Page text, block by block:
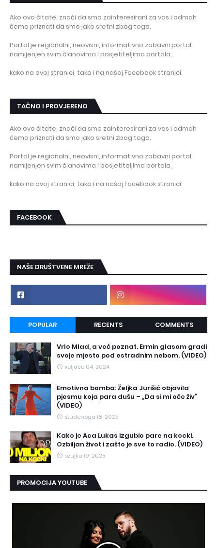
Ako ovo čitate, znači da smo zainteresirani za vas i odmah
ćemo priznati da smo jako sretni zbog toga.
Portal je regionalni, neovisni, informativno zabavni portal
namijenjen svim članovima i posjetiteljima portala,
kako na ovoj stranici, tako i na našoj Facebook stranici.
TAČNO I PROVJERENO
Ako ovo čitate, znači da smo zainteresirani za vas i odmah
ćemo priznati da smo jako sretni zbog toga.
Portal je regionalni, neovisni, informativno zabavni portal
namijenjen svim članovima i posjetiteljima portala,
kako na ovoj stranici, tako i na našoj Facebook stranici.
FACEBOOK
NAŠE DRUŠTVENE MREŽE
POPULAR RECENTS COMMENTS
Vrlo Mlad, a već poznat. Ermin glasom gradi
svoje mjesto pod estradnim nebom. (VIDEO)
veljače 04, 2024
Emotivna bomba: Željka Jurišić objavila
pjesmu koja para dušu – „Da si mi oče živ“
(VIDEO)
studenoga 16, 2025
Kako je Aca Lukas izgubio pare na kocki.
Ozbiljan život i zašto je sve to radio. (VIDEO)
ožujka 19, 2025
PROMOCIJA YOUTUBE